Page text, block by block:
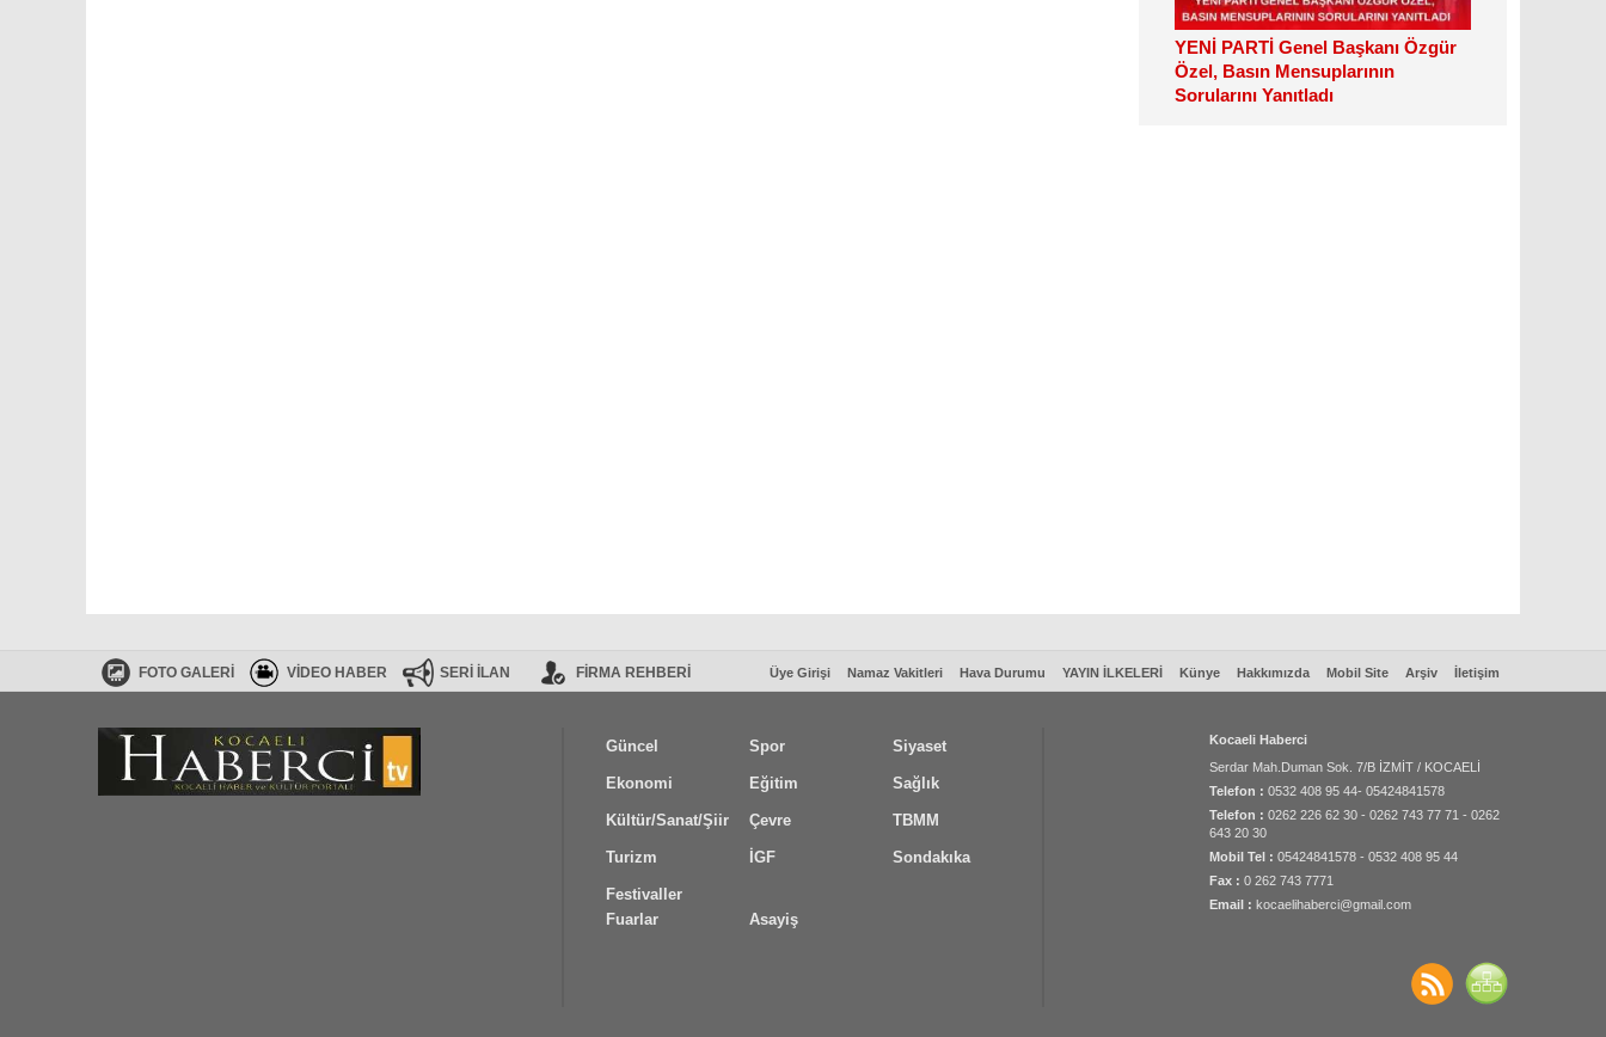
YENİ PARTİ Genel Başkanı Özgür
Özel, Basın Mensuplarının
Sorularını Yanıtladı
FOTO GALERİ VİDEO HABER SERİ İLAN FİRMA REHBERİ İletişim
Arşiv
Mobil Site
Hakkımızda
Künye
YAYIN İLKELERİ
Hava Durumu
Namaz Vakitleri
Üye Girişi
Kocaeli Haberci
Serdar Mah.Duman Sok. 7/B İZMİT / KOCAELİ
Telefon : 0532 408 95 44- 05424841578
Telefon : 0262 226 62 30 - 0262 743 77 71 - 0262
643 20 30
Mobil Tel : 05424841578 - 0532 408 95 44
Fax : 0 262 743 7771
Email : kocaelihaberci@gmail.com
Güncel Spor Siyaset
Ekonomi Eğitim Sağlık
Kültür/Sanat/Şiir Çevre TBMM
Turizm İGF Sondakıka
Festivaller
Fuarlar
Asayiş